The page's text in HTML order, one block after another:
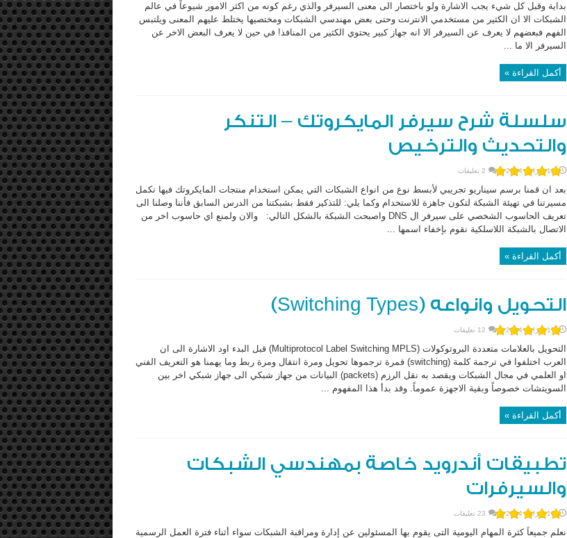
بداية وقبل كل شيء يجب الاشارة ولو باختصار الى معنى السيرفر والذي رغم كونه من اكثر الامور شيوعاً في عالم
الشبكات الا ان الكثير من مستخدمي الانترنت وحتى بعض مهندسي الشبكات ومختصيها يختلط عليهم المعنى ويلتبس
الفهم فبعضهم لا يعرف عن السيرفر الا انه جهاز كبير يحتوي الكثير من المنافذ! في حين لا يعرف البعض الاخر عن
السيرفر الا ما ...
أكمل القراءة »
سلسلة شرح سيرفر المايكروتك – التنكر
والتحديث والترخيص
18 فبراير، 2014 2 تعليقات
بعد ان قمنا برسم سيناريو تجريبي لأبسط نوع من انواع الشبكات التي يمكن استخدام منتجات المايكروتك فيها نكمل
مسيرتنا في تهيئة الشبكة لتكون جاهزة للاستخدام وكما يلي: للتذكير فقط بشبكتنا من الدرس السابق فأننا وصلنا الى
تعريف الحاسوب الشخصي على سيرفر ال DNS واصبحت الشبكة بالشكل التالي: والان ولمنع اي حاسوب اخر من
الاتصال بالشبكة اللاسلكية نقوم بإخفاء اسمها ...
أكمل القراءة »
التحويل وانواعه (Switching Types)
17 فبراير، 2014 12 تعليقات
التحويل بالعلامات متعددة البروتوكولات (Multiprotocol Label Switching MPLS) قبل البدء اود الاشارة الى ان
العرب اختلفوا في ترجمة كلمة (switching) فمرة ترجموها تحويل ومرة انتقال ومرة ربط وما يهمنا هو التعريف الفني
او العلمي في مجال الشبكات ويقصد به نقل الرزم (packets) البيانات من جهاز شبكي الى جهاز شبكي اخر بين
السويتشات خصوصاً وبقية الاجهزة عموماً. وقد بدأ هذا المفهوم ...
أكمل القراءة »
تطبيقات أندرويد خاصة بمهندسي الشبكات
والسيرفرات
16 فبراير، 2014 23 تعليقات
نعلم جميعاَ كثرة المهام اليومية التى يقوم بها المسئولين عن إدارة ومراقبة الشبكات سواء أثناء فترة العمل الرسمية